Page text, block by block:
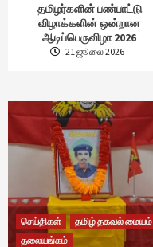
தமிழர்களின் பண்பாட்டு
விழாக்களின் ஒன்றான
ஆடிப்பெருவிழா 2026
21 ஜூலை 2026
செய்திகள்
தமிழ் தகவல் மையம்
தலையங்கம்